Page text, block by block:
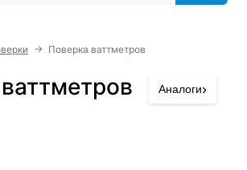
→ Поверка ваттметров
Аналоги›